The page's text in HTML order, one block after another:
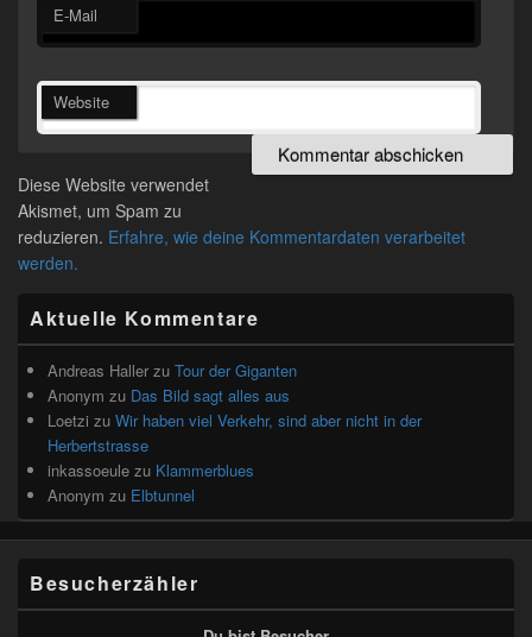
E-Mail
Website
Diese Website verwendet
Akismet, um Spam zu
reduzieren. Erfahre, wie deine Kommentardaten verarbeitet
werden.
Seitenleisten
Widget-
Bereich
Aktuelle Kommentare
Andreas Haller zu Tour der Giganten
Anonym zu Das Bild sagt alles aus
Loetzi zu Wir haben viel Verkehr, sind aber nicht in der
Herbertstrasse
inkassoeule zu Klammerblues
Anonym zu Elbtunnel
Besucherzähler